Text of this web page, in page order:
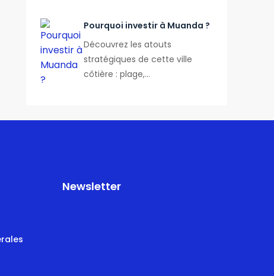
Pourquoi investir à Muanda ?
Découvrez les atouts
stratégiques de cette ville
côtière : plage,…
Newsletter